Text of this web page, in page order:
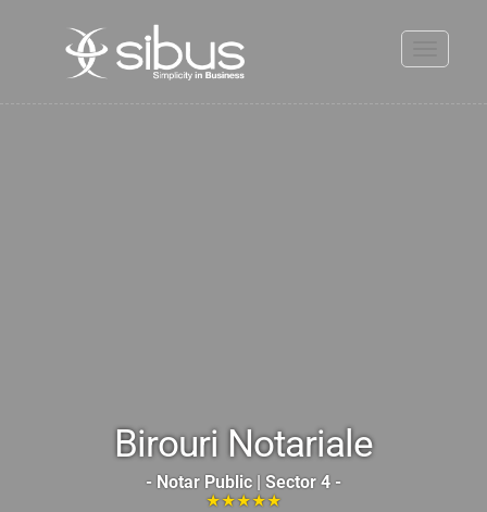
Birouri Notariale
- Notar Public | Sector 4 -
★★★★★